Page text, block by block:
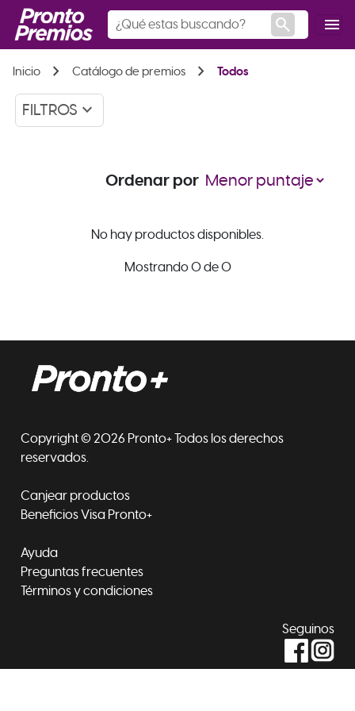
search menu
Inicio chevron_right Catálogo de premios chevron_right Todos
FILTROS keyboard_arrow_down
Ordenar por
No hay productos disponibles.
Mostrando 0 de 0
Copyright © 2026 Pronto+ Todos los derechos
reservados.
Canjear productos
Beneficios Visa Pronto+
Ayuda
Preguntas frecuentes
Términos y condiciones
Seguinos